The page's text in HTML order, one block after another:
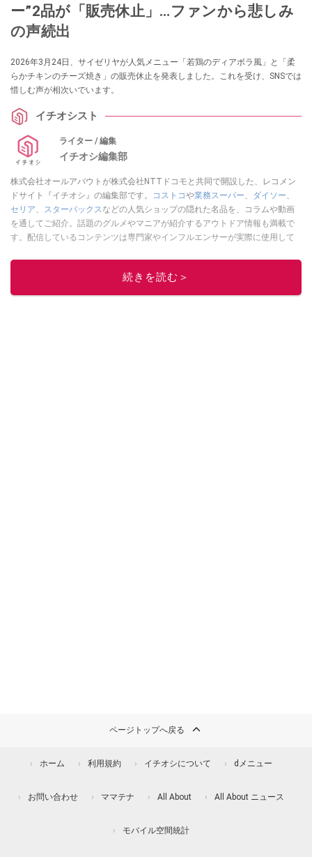
ー”2品が「販売休止」…ファンから悲しみ
の声続出
2026年3月24日、サイゼリヤが人気メニュー「若鶏のディアボラ風」と「柔
らかチキンのチーズ焼き」の販売休止を発表しました。これを受け、SNSでは
惜しむ声が相次いでいます。
イチオシスト
ライター / 編集
イチオシ編集部
株式会社オールアバウトが株式会社NTTドコモと共同で開設した、レコメン
ドサイト『イチオシ』の編集部です。
コストコや業務スーパー ダイソー
セリア
スターバックス などの人気ショップの隠れた名品を、コラムや動画
を通してご紹介。話題のグルメやマニアが紹介するアウトドア情報も満載で
す。配信しているコンテンツは専門家やインフルエンサーが実際に使用して
ニュースでフォロー
続きを読む＞
ページトップへ戻る
ホーム 利用規約 イチオシについて dメニュー
お問い合わせ ママテナ All About All About ニュース
モバイル空間統計